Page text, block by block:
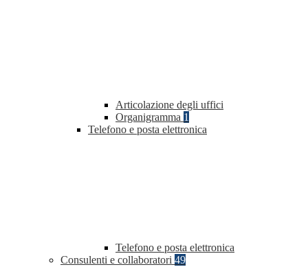
Articolazione degli uffici
Organigramma 1
Telefono e posta elettronica
Telefono e posta elettronica
Consulenti e collaboratori 49